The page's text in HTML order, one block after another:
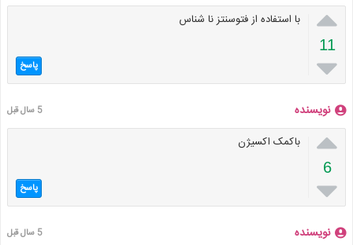

11

با استفاده از فتوسنتز نا شناس
پاسخ
نویسنده 5 سال قبل

6

باکمک اکسیژن
پاسخ
نویسنده 5 سال قبل